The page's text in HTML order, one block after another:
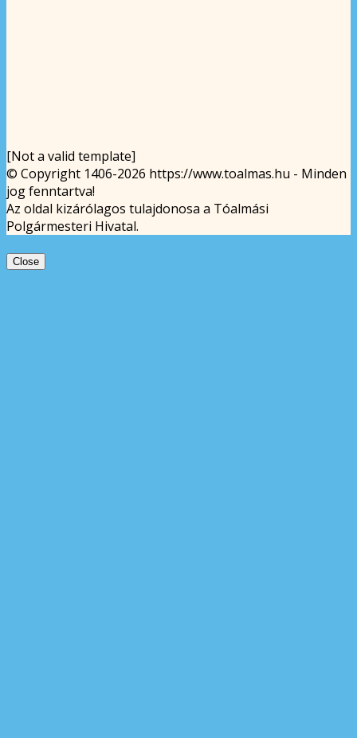
[Not a valid template]
© Copyright 1406-2026 https://www.toalmas.hu - Minden
jog fenntartva!
Az oldal kizárólagos tulajdonosa a Tóalmási
Polgármesteri Hivatal.
Close